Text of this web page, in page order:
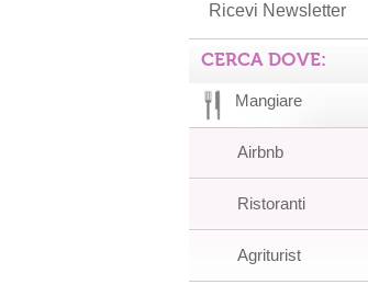
Ricevi Newsletter
CERCA DOVE:
Mangiare
Airbnb
Ristoranti
Agriturist